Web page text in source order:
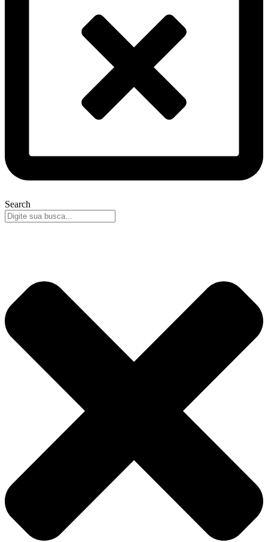
Search